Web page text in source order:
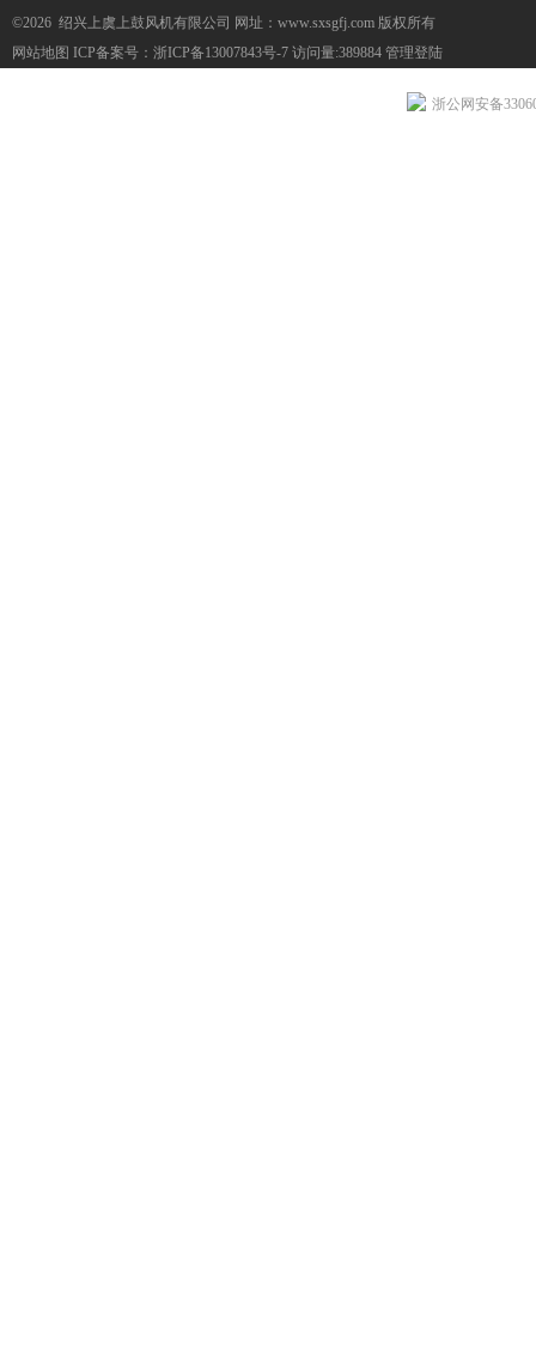
©2026 绍兴上虞上鼓风机有限公司 网址：www.sxsgfj.com 版权所有
网站地图 ICP备案号： 浙ICP备13007843号-7 访问量:389884 管理登陆
浙公网安备